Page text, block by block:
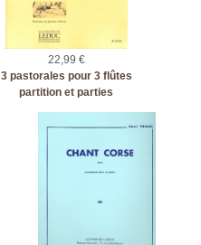
22,99 €
3 pastorales pour 3 flûtes
partition et parties